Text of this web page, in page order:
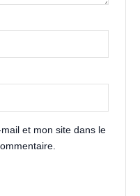
et mon site dans le